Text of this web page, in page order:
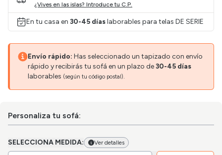
¿Vives en las islas? Introduce tu C.P.
En tu casa en 30-45 díaslaborables para telas DE SERIE
Envío rápido: Has seleccionado un tapizado con envío
rápido y recibirás tu sofá en un plazo de30-45 días
laborables (según tu código postal).
Personaliza tu sofá:
SELECCIONA MEDIDA: Ver detalles